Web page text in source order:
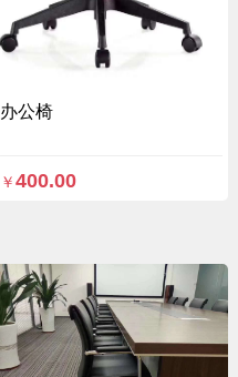
办公椅
￥400.00